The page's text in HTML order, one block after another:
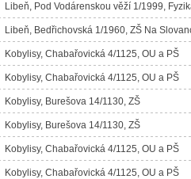
Libeň, Pod Vodárenskou věží 1/1999,
Libeň, Bedřichovská 1/1960, ZŠ Na
Kobylisy, Chabařovická 4/1125, OU a PŠ
Kobylisy, Chabařovická 4/1125, OU a PŠ
Kobylisy, Burešova 14/1130, ZŠ
Kobylisy, Burešova 14/1130, ZŠ
Kobylisy, Chabařovická 4/1125, OU a PŠ
Kobylisy, Chabařovická 4/1125, OU a PŠ